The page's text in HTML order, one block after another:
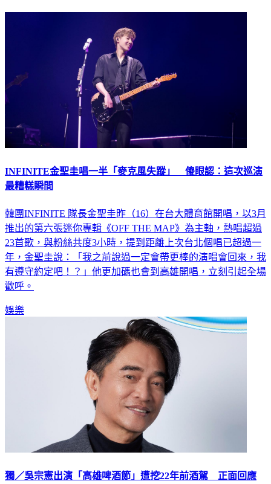
INFINITE金聖圭唱一半「麥克風失蹤」 傻眼認：這次巡演
最糟糕瞬間
韓團INFINITE 隊長金聖圭昨（16）在台大體育館開唱，以3月
推出的第六張迷你專輯《OFF THE MAP》為主軸，熱唱超過
23首歌，與粉絲共度3小時，提到距離上次台北個唱已超過一
年，金聖圭說：「我之前說過一定會帶更棒的演唱會回來，我
有遵守約定吧！？」他更加碼也會到高雄開唱，立刻引起全場
歡呼。
娛樂
獨／吳宗憲出演「高雄啤酒節」遭挖22年前酒駕 正面回應